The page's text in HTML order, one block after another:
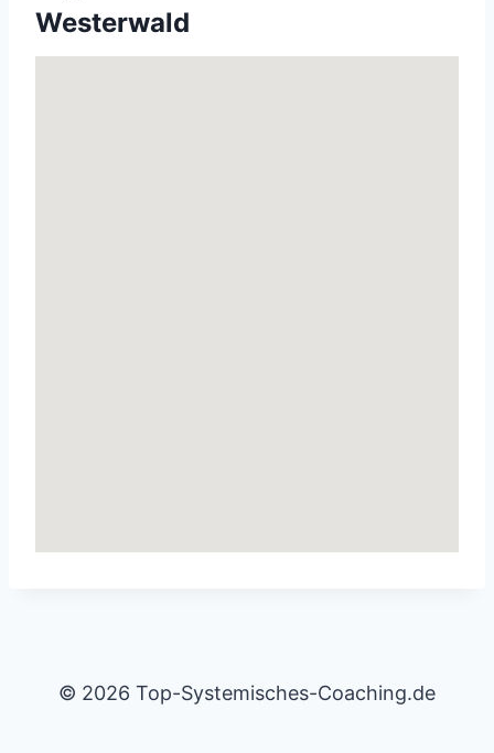
Westerwald
© 2026 Top-Systemisches-Coaching.de